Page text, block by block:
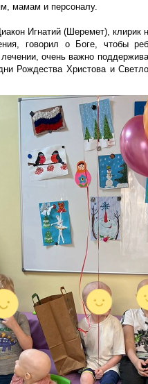
мамам и персоналу.
Игнатий (Шеремет), клирик
говорил о Боге, чтобы
очень важно
Рождества Христова и